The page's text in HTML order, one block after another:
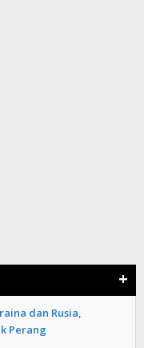
+
dan Rusia,
Perang